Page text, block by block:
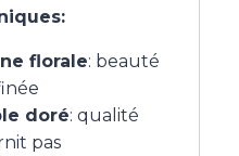
florale: beauté
doré: qualité
pas